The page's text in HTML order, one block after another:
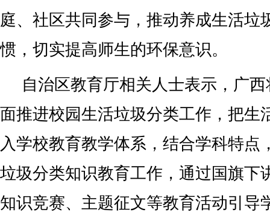
庭、社区共同参与，推动养成生活垃
惯，切实提高师生的环保意识。
自治区教育厅相关人士表示，广
面推进校园生活垃圾分类工作，把生
入学校教育教学体系，结合学科特点
垃圾分类知识教育工作，通过国旗下
知识竞赛、主题征文等教育活动引导